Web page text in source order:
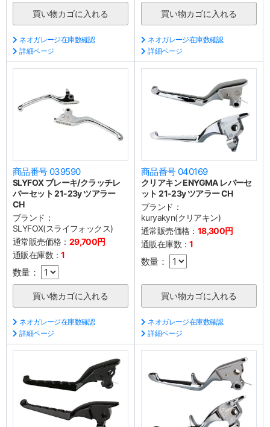
ネオガレージ在庫数確認
詳細ページ
ネオガレージ在庫数確認
詳細ページ
商品番号 039590
SLYFOX ブレーキ/クラッチレ
バーセット 21-23y ツアラー
CH
ブランド：
SLYFOX(スライフォックス)
通常販売価格： 29,700円
通販在庫数：1
数量：
ネオガレージ在庫数確認
詳細ページ
商品番号 040169
クリアキン ENYGMA レバーセ
ット 21-23y ツアラー CH
ブランド：
kuryakyn(クリアキン)
通常販売価格： 18,300円
通販在庫数：1
数量：
ネオガレージ在庫数確認
詳細ページ